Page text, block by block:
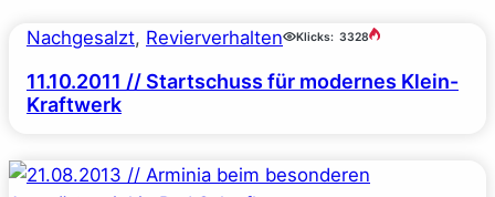
Nachgesalzt, Revierverhalten Klicks: 3328
11.10.2011 // Startschuss für modernes Klein-
Kraftwerk